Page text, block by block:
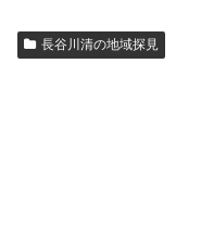
長谷川清の地域探見